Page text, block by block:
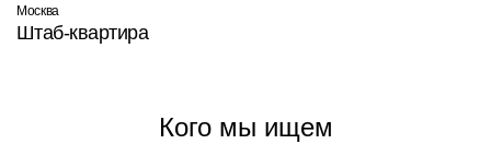
Москва
Штаб-квартира
Кого мы ищем